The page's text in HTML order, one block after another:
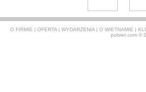
O FIRMIE | OFERTA | WYDARZENIA | O WIETNAMIE |
polviet.com ©